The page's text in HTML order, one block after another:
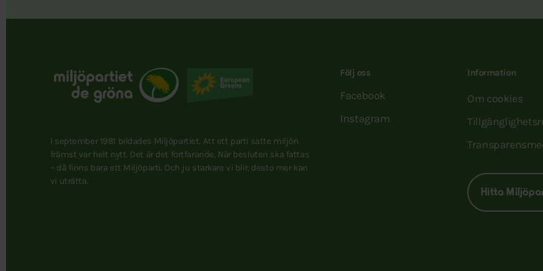
I september 1981 bildades Miljöpartiet. Att ett parti satte miljön
främst var helt nytt. Det är det fortfarande. När besluten ska fattas
– då finns bara ett Miljöparti. Och ju starkare vi blir, desto mer kan
vi uträtta.
Följ oss
Facebook
Instagram
Information
Om cookies
Hitta